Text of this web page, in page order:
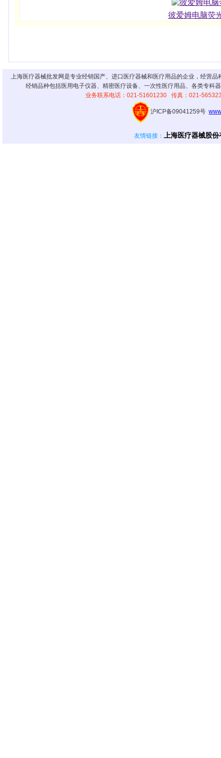
彼爱姆电脑荧
上海医疗器械批发网是专业经销国产、进口医疗器械和医疗用品的企业，经营
经销品种包括医用电子仪器、精密医疗设备、一次性医疗用品、各类专科
业务联系电话：021-51601230 传真：021-
沪ICP备09041259号
友情链接 ： 上海医疗器械股